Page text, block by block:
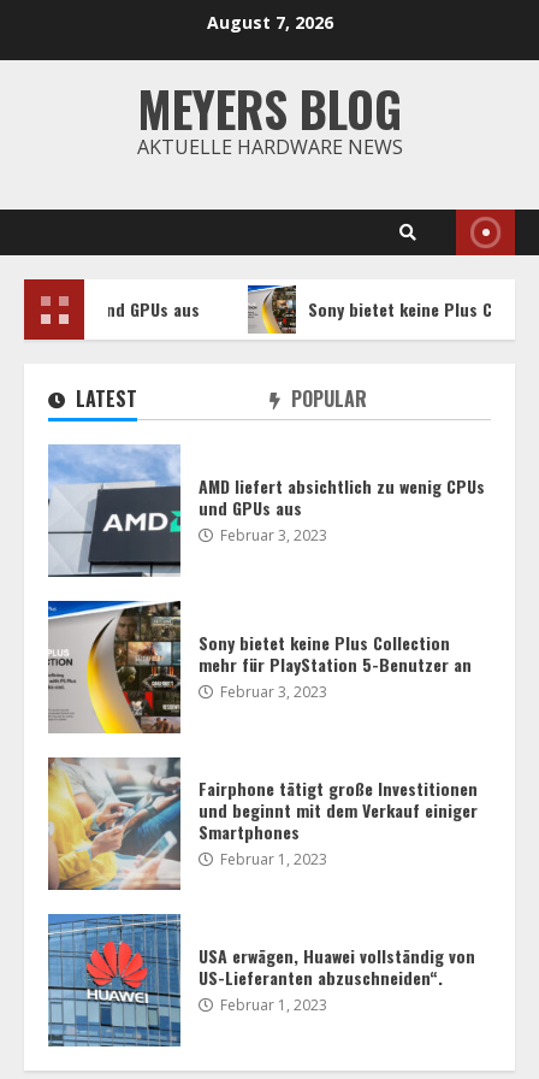
August 7, 2026
MEYERS BLOG
AKTUELLE HARDWARE NEWS
GPUs aus Sony bietet keine Plus Collection mehr
4
5
Gerücht: Acer bringt weitere
optimiert
LATEST POPULAR
AMD liefert absichtlich zu wenig CPUs
und GPUs aus
Februar 3, 2023
Sony bietet keine Plus Collection
mehr für PlayStation 5-Benutzer an
Februar 3, 2023
Fairphone tätigt große Investitionen
und beginnt mit dem Verkauf einiger
Smartphones
Februar 1, 2023
USA erwägen, Huawei vollständig von
US-Lieferanten abzuschneiden“.
Februar 1, 2023